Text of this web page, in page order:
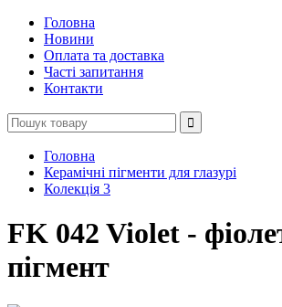
Головна
Новини
Оплата та доставка
Часті запитання
Контакти
Головна
Керамічні пігменти для глазурі
Колекція 3
FK 042 Violet -
пігмент